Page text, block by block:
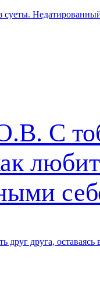
суеты.
друг друга,